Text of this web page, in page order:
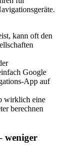
kann oft den
Google
App auf
wirklich eine
berechnen
weniger